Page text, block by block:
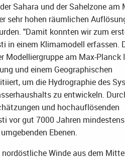
Sahara und der Sahelzone am
sehr hohen räumlichen
"Damit konnten wir zum
in einem Klimamodell erfassen.
Modelliergruppe am Max-
und einem Geographischen
um die Hydrographie des
zu entwickeln.
und hochauflösenden
vor gut 7000 Jahren
Ebenen.
Winde aus dem